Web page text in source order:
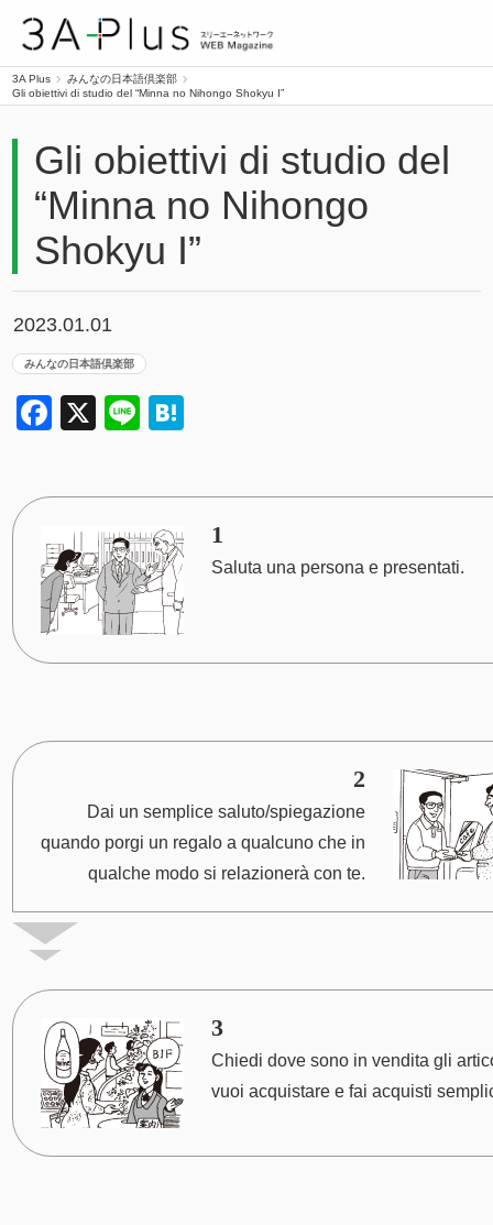
3A Plus
みんなの日本語倶楽部
Gli obiettivi di studio del “Minna no Nihongo Shokyu I”
Gli obiettivi di studio del
“Minna no Nihongo
Shokyu I”
2023.01.01
みんなの日本語倶楽部
Facebook
X Line
1
Saluta una persona e presentati.
2
Dai un semplice saluto/spiegazione
quando porgi un regalo a qualcuno che in
qualche modo si relazionerà con te.
3
Chiedi dove sono in vendita gli
vuoi acquistare e fai acquisti